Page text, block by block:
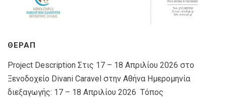
ΘΕΡΑΠ
Project Description Στις 17 – 18 Απριλίου 2026 στο
Ξενοδοχείο Divani Caravel στην Αθήνα Ημερομηνία
διεξαγωγής: 17 – 18 Απριλίου 2026 Τόπος